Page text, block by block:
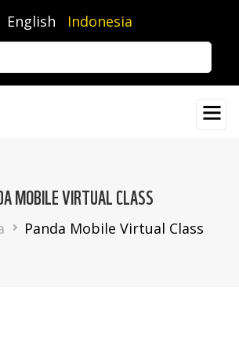
English Indonesia
MOBILE VIRTUAL CLASS
Panda Mobile Virtual Class